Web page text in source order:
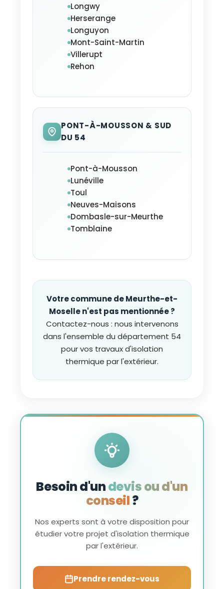
Longwy
Herserange
Longuyon
Mont-Saint-Martin
Villerupt
Rehon
PONT-À-MOUSSON & SUD
DU 54
Pont-à-Mousson
Lunéville
Toul
Neuves-Maisons
Dombasle-sur-Meurthe
Tomblaine
Votre commune de Meurthe-et-
Moselle n'est pas mentionnée ?
Contactez-nous : nous intervenons
dans l'ensemble du département 54
pour vos travaux d'isolation
thermique par l'extérieur.
Besoin d'undevis ou d'un
conseil?
Nos experts sont à votre disposition pour
étudier votre projet d'isolation thermique
par l'extérieur.
Prendre rendez-vous